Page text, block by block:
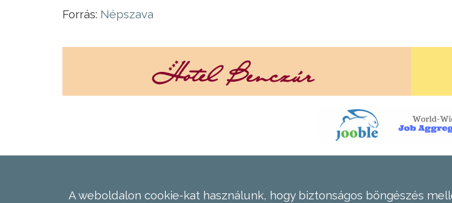
Forrás: Népszava
A weboldalon cookie-kat használunk, hogy biztonságos böngészés